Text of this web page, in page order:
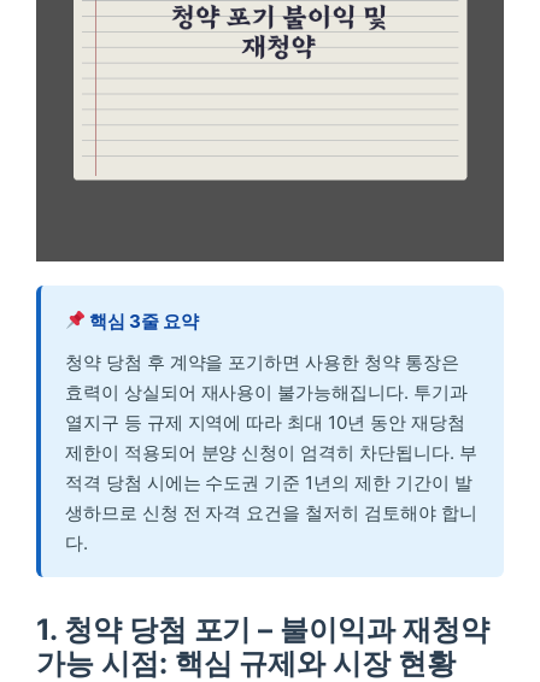
핵심 3줄 요약
청약 당첨 후 계약을 포기하면 사용한 청약 통장은
효력이 상실되어 재사용이 불가능해집니다. 투기과
열지구 등 규제 지역에 따라 최대 10년 동안 재당첨
제한이 적용되어 분양 신청이 엄격히 차단됩니다. 부
적격 당첨 시에는 수도권 기준 1년의 제한 기간이 발
생하므로 신청 전 자격 요건을 철저히 검토해야 합니
다.
1. 청약 당첨 포기 – 불이익과 재청약
가능 시점: 핵심 규제와 시장 현황